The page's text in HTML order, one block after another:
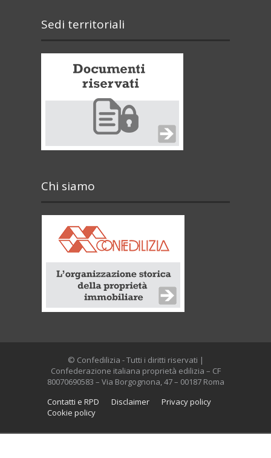
Sedi territoriali
Chi siamo
© Confedilizia - Tutti i diritti riservati |
Confederazione italiana proprietà edilizia – CF
80070690583 – Via Borgognona, 47 – 00187 Roma
Contatti e RPD
Disclaimer
Privacy policy
Cookie policy